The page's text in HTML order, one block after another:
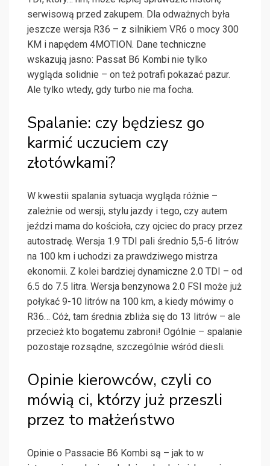
serwisową przed zakupem. Dla odważnych była
jeszcze wersja R36 – z silnikiem VR6 o mocy 300
KM i napędem 4MOTION. Dane techniczne
wskazują jasno: Passat B6 Kombi nie tylko
wygląda solidnie – on też potrafi pokazać pazur.
Ale tylko wtedy, gdy turbo nie ma focha.
Spalanie: czy będziesz go
karmić uczuciem czy
złotówkami?
W kwestii spalania sytuacja wygląda różnie –
zależnie od wersji, stylu jazdy i tego, czy autem
jeździ mama do kościoła, czy ojciec do pracy przez
autostradę. Wersja 1.9 TDI pali średnio 5,5-6 litrów
na 100 km i uchodzi za prawdziwego mistrza
ekonomii. Z kolei bardziej dynamiczne 2.0 TDI – od
6.5 do 7.5 litra. Wersja benzynowa 2.0 FSI może już
połykać 9-10 litrów na 100 km, a kiedy mówimy o
R36… Cóż, tam średnia zbliża się do 13 litrów – ale
przecież kto bogatemu zabroni! Ogólnie – spalanie
pozostaje rozsądne, szczególnie wśród diesli.
Opinie kierowców, czyli co
mówią ci, którzy już przeszli
przez to małżeństwo
Opinie o Passacie B6 Kombi są – jak to w